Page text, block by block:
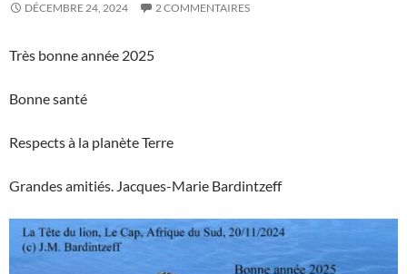
DÉCEMBRE 24, 2024 2 COMMENTAIRES
Très bonne année 2025
Bonne santé
Respects à la planète Terre
Grandes amitiés. Jacques-Marie Bardintzeff